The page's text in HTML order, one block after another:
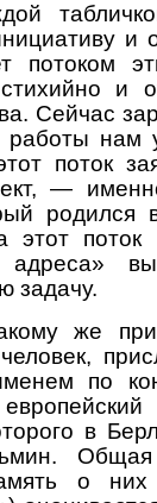
и
потоком
и
Сейчас
нам
поток
—
родился
этот поток
адреса»
задачу.
же
по
в
о них